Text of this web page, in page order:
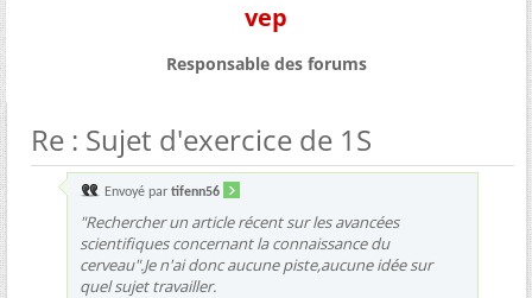
vep
Responsable des forums
Re : Sujet d'exercice de 1S
Envoyé par tifenn56
"Rechercher un article récent sur les avancées
scientifiques concernant la connaissance du
cerveau".Je n'ai donc aucune piste,aucune idée sur
quel sujet travailler.